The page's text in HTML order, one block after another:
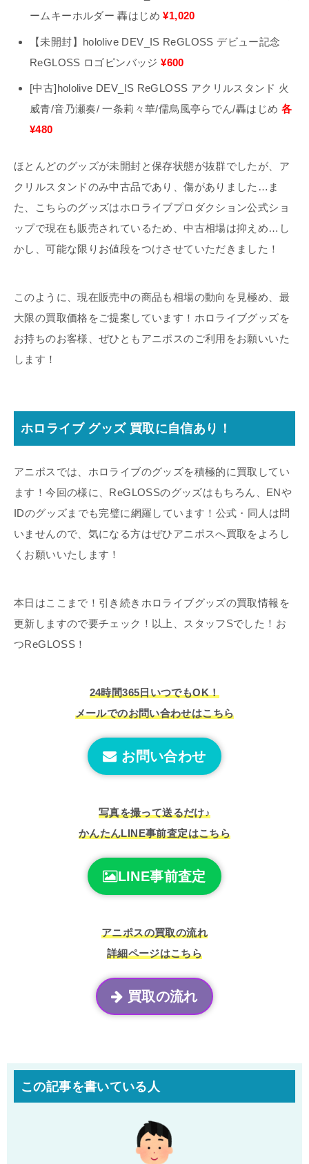
ームキーホルダー 轟はじめ¥1,020
【未開封】hololive DEV_IS ReGLOSS デビュー記念
ReGLOSS ロゴピンバッジ¥600
[中古]hololive DEV_IS ReGLOSS アクリルスタンド 火
威青/音乃瀬奏/ 一条莉々華/儒烏風亭らでん/轟はじめ 各
¥480
ほとんどのグッズが未開封と保存状態が抜群でしたが、ア
クリルスタンドのみ中古品であり、傷がありました…ま
た、こちらのグッズはホロライブプロダクション公式ショ
ップで現在も販売されているため、中古相場は抑えめ…し
かし、可能な限りお値段をつけさせていただきました！
このように、現在販売中の商品も相場の動向を見極め、最
大限の買取価格をご提案しています！ホロライブグッズを
お持ちのお客様、ぜひともアニポスのご利用をお願いいた
します！
ホロライブ グッズ 買取に自信あり！
アニポスでは、ホロライブのグッズを積極的に買取してい
ます！今回の様に、ReGLOSSのグッズはもちろん、ENや
IDのグッズまでも完璧に網羅しています！公式・同人は問
いませんので、気になる方はぜひアニポスへ買取をよろし
くお願いいたします！
本日はここまで！引き続きホロライブグッズの買取情報を
更新しますので要チェック！以上、スタッフSでした！お
つReGLOSS！
24時間365日いつでもOK！
メールでのお問い合わせはこちら
お問い合わせ
写真を撮って送るだけ♪
かんたんLINE事前査定はこちら
LINE事前査定
アニポスの買取の流れ
詳細ページはこちら
買取の流れ
この記事を書いている人